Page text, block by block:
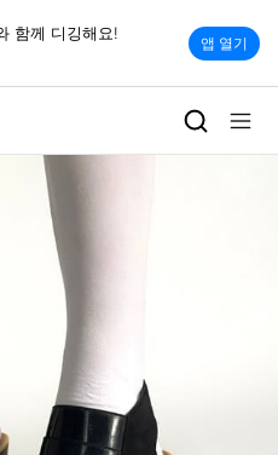
함께 디깅해요!
앱 열기